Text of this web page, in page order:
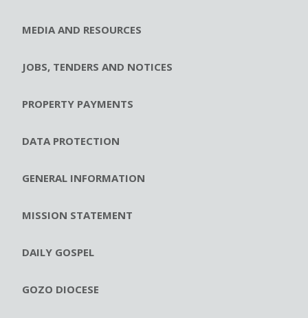
MEDIA AND RESOURCES
JOBS, TENDERS AND NOTICES
PROPERTY PAYMENTS
DATA PROTECTION
GENERAL INFORMATION
MISSION STATEMENT
DAILY GOSPEL
GOZO DIOCESE